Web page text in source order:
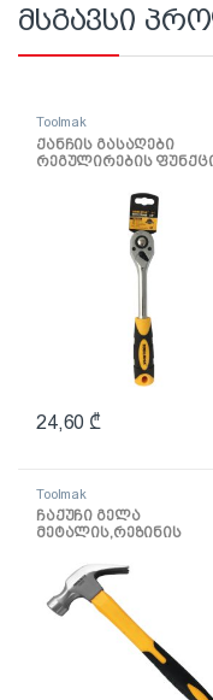
მსგავსი
Toolmak
ქანჩის გასაღები
რეგულირების
24,60 ₾
Toolmak
ჩაქუჩი გელა
მეტალის,რეზინის